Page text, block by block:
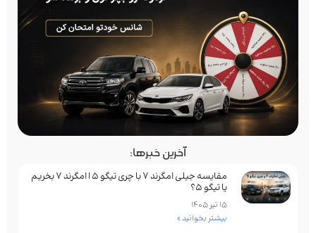
آخرین خبرها:
مقایسه جیلی امگرند 7 با چری تیگو 5 | امگرند 7 بخریم
یا تیگو 5؟
15 تیر 1405
بیشتر بخوانید »